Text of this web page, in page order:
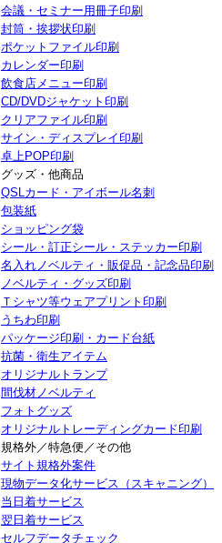
会議・セミナー用冊子印刷
封筒・挨拶状印刷
ポケットファイル印刷
カレンダー印刷
飲食店メニュー印刷
CD/DVDジャケット印刷
クリアファイル印刷
サイン・ディスプレイ印刷
卓上POP印刷
グッズ・他商品
QSLカード・アイボール名刺
包装紙
ショッピング袋
シール・訂正シール・ステッカー印刷
名入れノベルティ・販促品・記念品印刷
ノベルティ・グッズ印刷
Ｔシャツ等ウェアプリント印刷
うちわ印刷
パッケージ印刷・カード台紙
抗菌・衛生アイテム
オリジナルトランプ
間伐材ノベルティ
フォトグッズ
オリジナルトレーディングカード印刷
規格外／特急便／その他
サイト規格外案件
現物データ化サービス（スキャニング）
当日着サービス
翌日着サービス
セルフデータチェック